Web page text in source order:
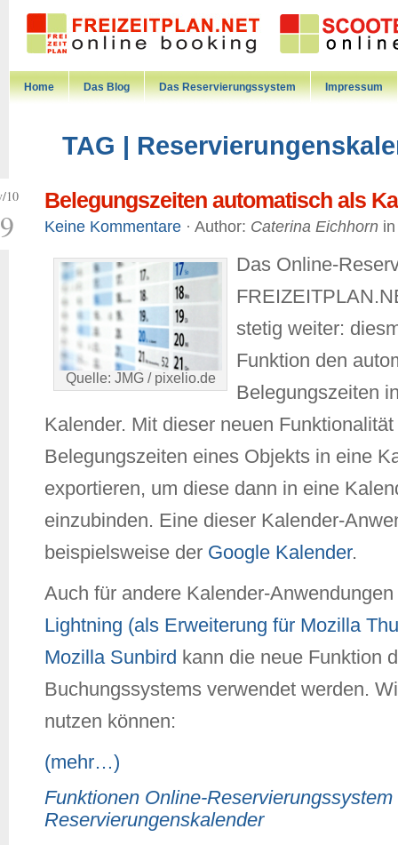
Home Das Blog Das Reservierungssystem Impressum
TAG |
10 Belegungszeiten automatisch als
Keine Kommentare · Author: Caterina Eichhorn in
Quelle: JMG / pixelio.de
Das Online-
stetig weiter:
Funktion den
Belegungszeiten
Kalender. Mit dieser neuen
Belegungszeiten eines Objekts in eine
exportieren, um diese dann in eine
einzubinden. Eine dieser Kalender-
beispielsweise der Google Kalender.
Auch für andere Kalender-
Lightning (als Erweiterung für Mozilla
Mozilla Sunbird kann die neue Funktion
Buchungssystems verwendet werden.
nutzen können:
(mehr…)
Funktionen Online-Reservierungssystem
Reservierungenskalender